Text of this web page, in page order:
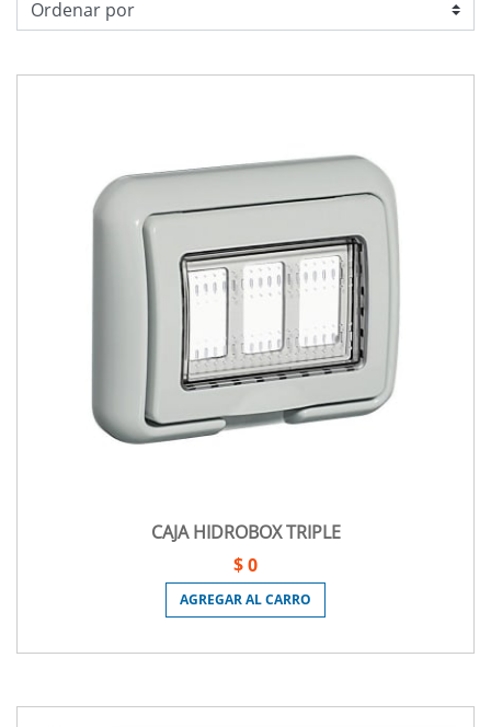
CAJA HIDROBOX TRIPLE
$ 0
AGREGAR AL CARRO